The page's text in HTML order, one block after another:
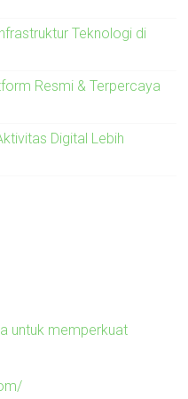
Teknologi di
Resmi & Terpercaya
Digital Lebih
untuk memperkuat